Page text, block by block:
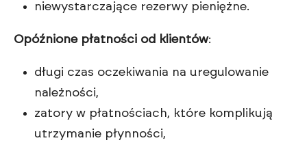
niewystarczające rezerwy pieniężne.
Opóźnione płatności od klientów:
długi czas oczekiwania na uregulowanie
należności,
zatory w płatnościach, które komplikują
utrzymanie płynności,